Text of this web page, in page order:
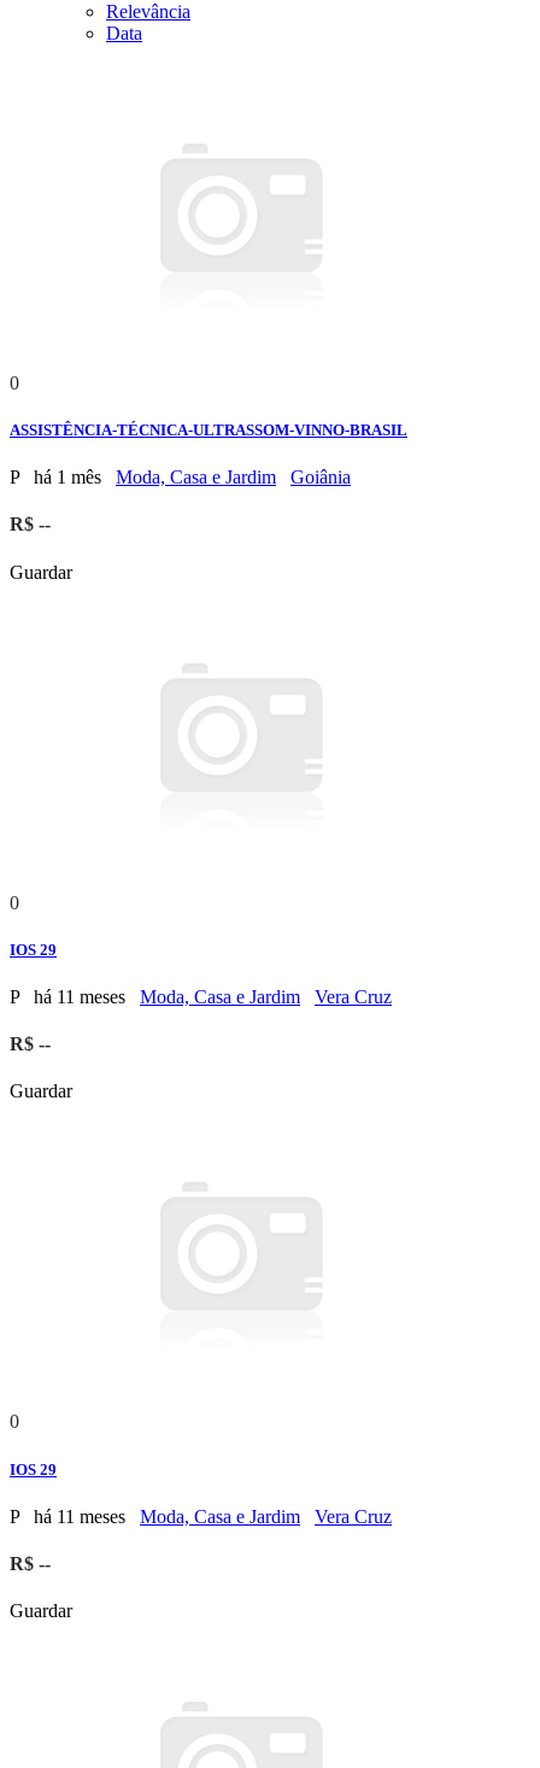
Relevância
Data
0
ASSISTÊNCIA-TÉCNICA-ULTRASSOM-VINNO-BRASIL
P há 1 mês Moda, Casa e Jardim Goiânia
R$ --
Guardar
0
IOS 29
P há 11 meses Moda, Casa e Jardim Vera Cruz
R$ --
Guardar
0
IOS 29
P há 11 meses Moda, Casa e Jardim Vera Cruz
R$ --
Guardar